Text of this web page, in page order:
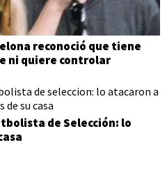
reconoció que tiene
ni quiere controlar
de Selección: lo